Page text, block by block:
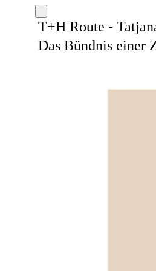
T+H Route -
Das Bündnis einer